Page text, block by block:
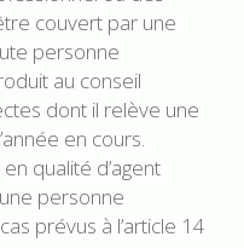
couvert par une
personne
au conseil
dont il relève une
en cours.
qualité d’agent
personne
prévus à l’article 14